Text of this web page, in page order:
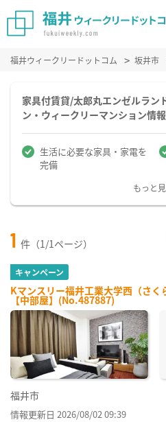
福井ウィークリードットコム 坂井市
家具付賃貸/太郎丸エンゼルラン
ン・ウィークリーマンション情報
生活に必要な家具・家電を
完備
もっと
1 件（1/1ページ）
キャンペーン
Kマンスリー福井工業大学西（さ
【中部屋】(No.487887)
福井市
情報更新日 2026/08/02 09:39